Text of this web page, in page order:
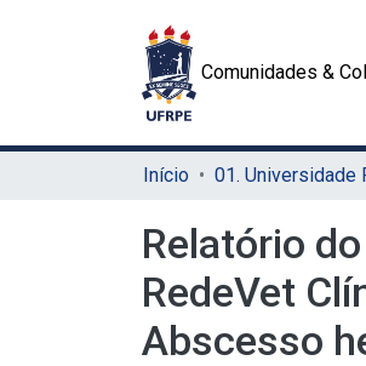
Comunidades &
Início
Relatório
RedeVet
Abscesso